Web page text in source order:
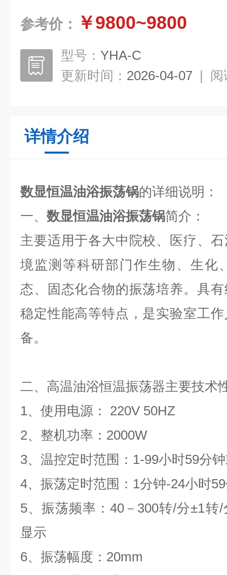
参考价： ￥9800~9800
型号： YHA-C
更新时间： 2026-04-07 | 阅
详情介绍
数显恒温油浴振荡锅的详细说明：
一、 数显恒温油浴振荡锅简介：
主要适用于各大中院校、医疗、
境监测等科研部门作生物、生化
态、固态化合物的振荡培养。具
稳定性能高等特点，是实验室工
备。
二、高温油浴恒温振荡器主要技术
1、使用电源： 220V 50HZ
2、整机功率：2000W
3、温控定时范围：1-99小时59分
4、振荡定时范围：1分钟-24小时
5、振荡频率：40－300转/分±1转
显示
6、振荡幅度：20mm